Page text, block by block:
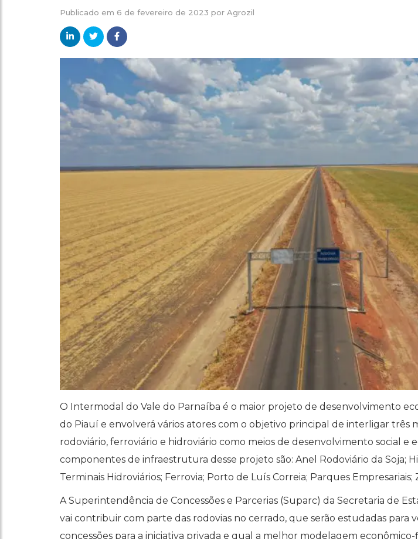
Publicado em 6 de fevereiro de 2023 por Agrozil
O Intermodal do Vale do Parnaíba é o maior projeto de desenvolvimento
do Piauí e envolverá vários atores com o objetivo principal de interligar três
rodoviário, ferroviário e hidroviário como meios de desenvolvimento social e
componentes de infraestrutura desse projeto são: Anel Rodoviário da Soja;
Terminais Hidroviários; Ferrovia; Porto de Luís Correia; Parques Empresariais;
A Superintendência de Concessões e Parcerias (Suparc) da Secretaria de
vai contribuir com parte das rodovias no cerrado, que serão estudadas para
concessões para a iniciativa privada e qual a melhor modelagem